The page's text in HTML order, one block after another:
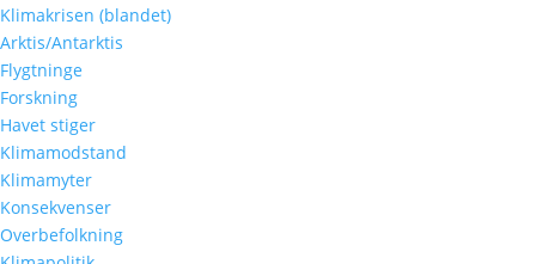
Klimakrisen (blandet)
Arktis/Antarktis
Flygtninge
Forskning
Havet stiger
Klimamodstand
Klimamyter
Konsekvenser
Overbefolkning